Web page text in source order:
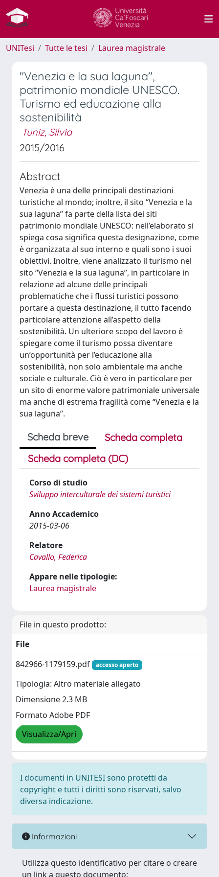
UNITesi Tutte le tesi Laurea magistrale
"Venezia e la sua laguna",
patrimonio mondiale UNESCO.
Turismo ed educazione alla
sostenibilità
Tuniz, Silvia
2015/2016
Abstract
Venezia è una delle principali destinazioni
turistiche al mondo; inoltre, il sito “Venezia e la
sua laguna” fa parte della lista dei siti
patrimonio mondiale UNESCO: nell’elaborato si
spiega cosa significa questa designazione, come
è organizzata al suo interno e quali sono i suoi
obiettivi. Inoltre, viene analizzato il turismo nel
sito “Venezia e la sua laguna”, in particolare in
relazione ad alcune delle principali
problematiche che i flussi turistici possono
portare a questa destinazione, il tutto facendo
particolare attenzione all’aspetto della
sostenibilità. Un ulteriore scopo del lavoro è
spiegare come il turismo possa diventare
un’opportunità per l’educazione alla
sostenibilità, non solo ambientale ma anche
sociale e culturale. Ciò è vero in particolare per
un sito di enorme valore patrimoniale universale
ma anche di estrema fragilità come “Venezia e la
sua laguna”.
Scheda breve
Scheda completa
Scheda completa (DC)
Corso di studio
Sviluppo interculturale dei sistemi turistici
Anno Accademico
2015-03-06
Relatore
Cavallo, Federica
Appare nelle tipologie:
Laurea magistrale
File in questo prodotto:
File
842966-1179159.pdf
accesso aperto
Tipologia: Altro materiale allegato
Dimensione 2.3 MB
Formato Adobe PDF
Visualizza/Apri
I documenti in UNITESI sono protetti da
copyright e tutti i diritti sono riservati, salvo
diversa indicazione.
Informazioni
Utilizza questo identificativo per citare o creare
un link a questo documento: